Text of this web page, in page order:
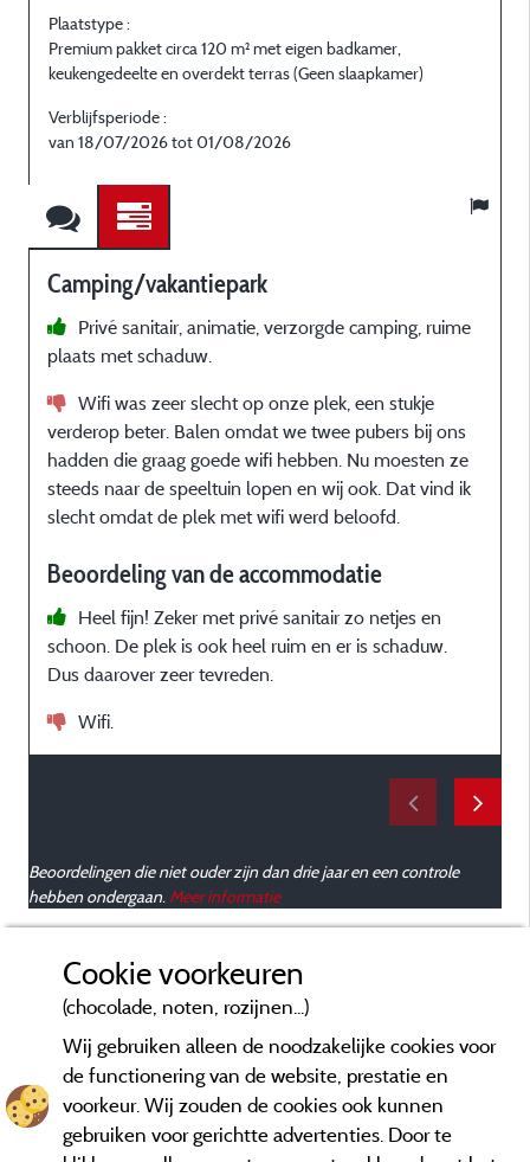
Plaatstype :
Premium pakket circa 120 m² met eigen badkamer,
keukengedeelte en overdekt terras (Geen slaapkamer)
Verblijfsperiode :
van 18/07/2026 tot 01/08/2026
Camping/vakantiepark
Privé sanitair, animatie, verzorgde camping, ruime
plaats met schaduw.
Wifi was zeer slecht op onze plek, een stukje
verderop beter. Balen omdat we twee pubers bij ons
hadden die graag goede wifi hebben. Nu moesten ze
steeds naar de speeltuin lopen en wij ook. Dat vind ik
slecht omdat de plek met wifi werd beloofd.
Beoordeling van de accommodatie
Heel fijn! Zeker met privé sanitair zo netjes en
schoon. De plek is ook heel ruim en er is schaduw.
Dus daarover zeer tevreden.
Wifi.
Beoordelingen die niet ouder zijn dan drie jaar en een controle
hebben ondergaan. Meer informatie
Cookie voorkeuren
(chocolade, noten, rozijnen...)
Wij gebruiken alleen de noodzakelijke cookies voor
de functionering van de website, prestatie en
voorkeur. Wij zouden de cookies ook kunnen
gebruiken voor gerichtte advertenties. Door te